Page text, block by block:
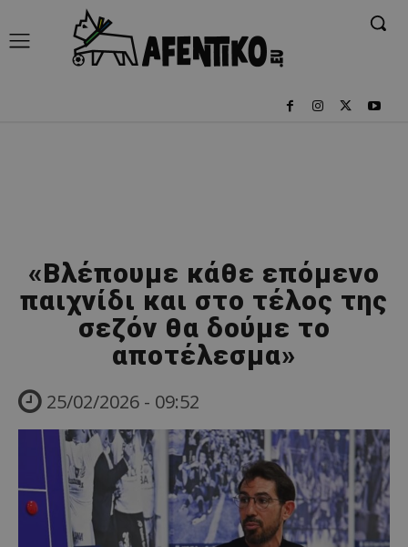
«Βλέπουμε κάθε επόμενο
παιχνίδι και στο τέλος της
σεζόν θα δούμε το
αποτέλεσμα»
25/02/2026 - 09:52